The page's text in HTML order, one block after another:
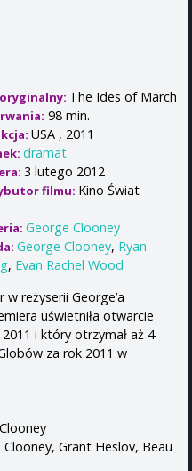
The Ides of March
98 min.
USA , 2011
dramat
3 lutego 2012
filmu: Kino Świat
George Clooney
George Clooney, Ryan
, Evan Rachel Wood
w reżyserii George’a
uświetniła otwarcie
i który otrzymał aż 4
za rok 2011 w
Grant Heslov, Beau